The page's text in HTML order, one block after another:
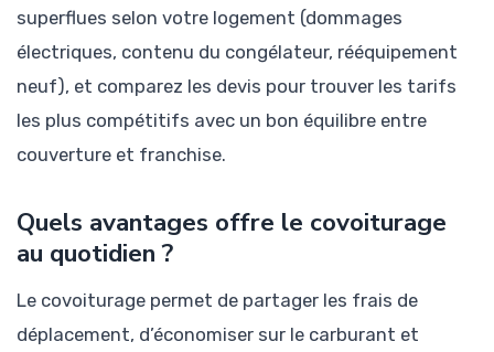
superflues selon votre logement (dommages
électriques, contenu du congélateur, rééquipement
neuf), et comparez les devis pour trouver les tarifs
les plus compétitifs avec un bon équilibre entre
couverture et franchise.
Quels avantages offre le covoiturage
au quotidien ?
Le covoiturage permet de partager les frais de
déplacement, d’économiser sur le carburant et